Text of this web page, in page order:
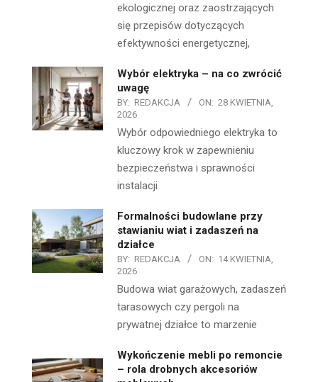
ekologicznej oraz zaostrzających
się przepisów dotyczących
efektywności energetycznej,
Wybór elektryka – na co zwrócić
uwagę
BY: REDAKCJA ON: 28 KWIETNIA,
2026
Wybór odpowiedniego elektryka to
kluczowy krok w zapewnieniu
bezpieczeństwa i sprawności
instalacji
Formalności budowlane przy
stawianiu wiat i zadaszeń na
działce
BY: REDAKCJA ON: 14 KWIETNIA,
2026
Budowa wiat garażowych, zadaszeń
tarasowych czy pergoli na
prywatnej działce to marzenie
Wykończenie mebli po remoncie
– rola drobnych akcesoriów